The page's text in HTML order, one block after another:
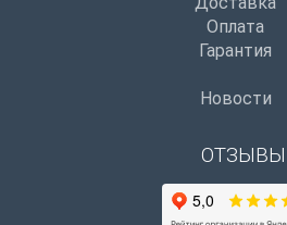
Оплата
Гарантия
Новости
ОТЗЫВЫ